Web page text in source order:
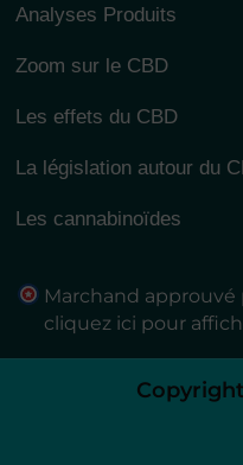
Analyses Produits
Zoom sur le CBD
Les effets du CBD
La législation autour du
Les cannabinoïdes
Marchand approuvé
cliquez ici pour